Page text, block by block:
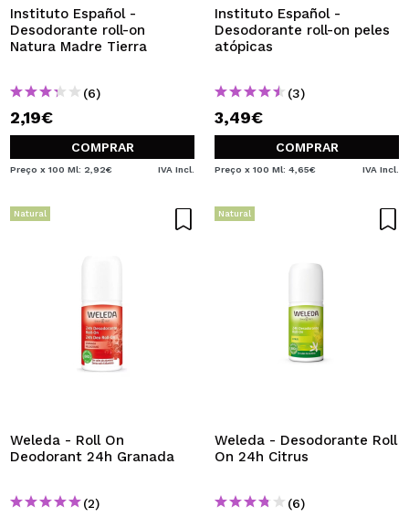
Instituto Español -
Desodorante roll-on
Natura Madre Tierra
(6)
2,19€
COMPRAR
Preço x 100 Ml: 2,92€ IVA Incl.
Instituto Español -
Desodorante roll-on peles
atópicas
(3)
3,49€
COMPRAR
Preço x 100 Ml: 4,65€ IVA Incl.
Natural
Weleda - Roll On
Deodorant 24h Granada
(2)
Natural
Weleda - Desodorante Roll
On 24h Citrus
(6)